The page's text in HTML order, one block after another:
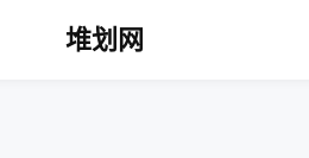
堆划网